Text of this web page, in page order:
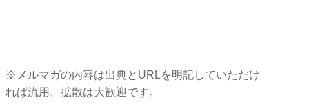
※メルマガの内容は出典とURLを明記していただけ
れば流用、拡散は大歓迎です。